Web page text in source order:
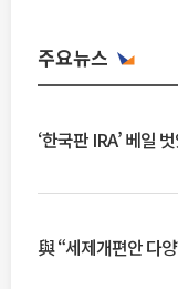
주요뉴스
‘한국판 IRA’ 베일
與 “세제개편안 다